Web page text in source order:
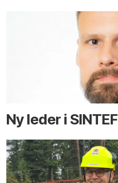
Ny leder i SINTEF